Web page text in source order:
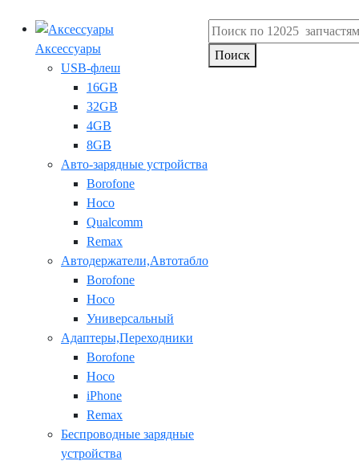
Аксессуары
USB-флеш
16GB
32GB
4GB
8GB
Авто-зарядные устройства
Borofone
Hoco
Qualcomm
Remax
Автодержатели,Автотабло
Borofone
Hoco
Универсальный
Адаптеры,Переходники
Borofone
Hoco
iPhone
Remax
Беспроводные зарядные
устройства
Поиск